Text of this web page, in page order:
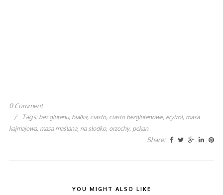
0 Comment
/
Tags: bez glutenu, białka, ciasto, ciasto bezglutenowe, erytrol, masa
kajmajowa, masa maślana, na słodko, orzechy, pekan
Share:
YOU MIGHT ALSO LIKE